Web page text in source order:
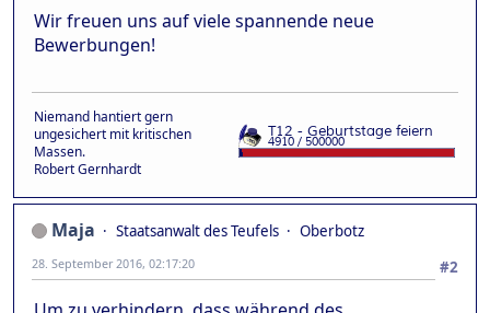
Wir freuen uns auf viele spannende neue
Bewerbungen!
Niemand hantiert gern
ungesichert mit kritischen
Massen.
Robert Gernhardt
Maja Staatsanwalt des Teufels
Oberbotz
#2
28. September 2016, 02:17:20